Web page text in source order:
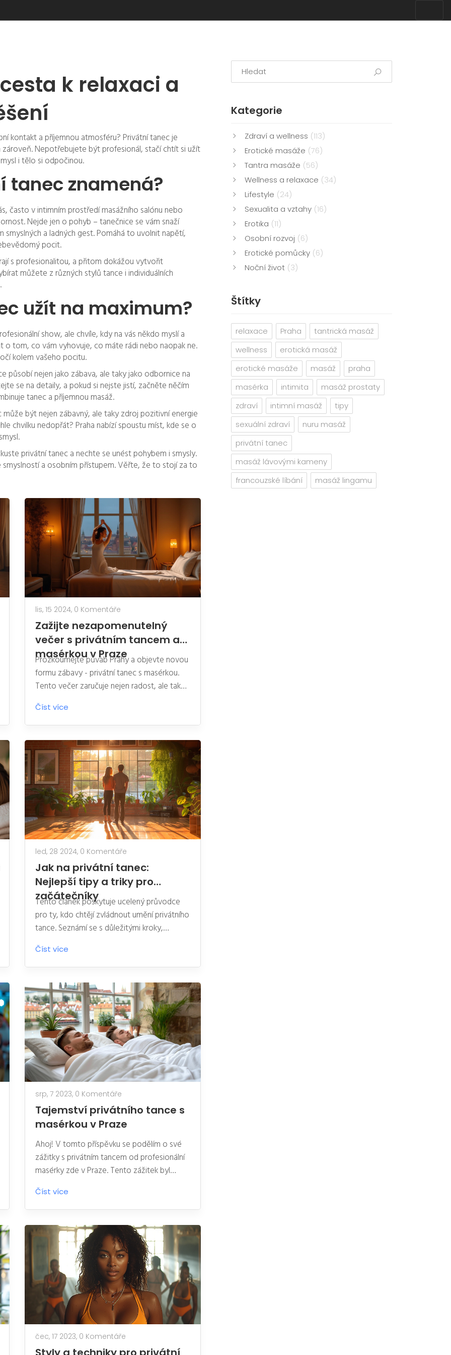
k relaxaci a
kontakt a příjemnou atmosféru? Privátní tanec je
Nepotřebujete být profesionál, stačí chtít si užít
i tělo si odpočinou.
tanec znamená?
často v intimním prostředí masážního salónu nebo
Nejde jen o pohyb – tanečnice se vám snaží
a ladných gest. Pomáhá to uvolnit napětí,
pocit.
s profesionalitou, a přitom dokážou vytvořit
můžete z různých stylů tance i individuálních
užít na maximum?
show, ale chvíle, kdy na vás někdo myslí a
tom, co vám vyhovuje, co máte rádi nebo naopak ne.
kolem vašeho pocitu.
působí nejen jako zábava, ale taky jako odbornice na
se na detaily, a pokud si nejste jistí, začněte něčím
tanec a příjemnou masáž.
být nejen zábavný, ale taky zdroj pozitivní energie
chvilku nedopřát? Praha nabízí spoustu míst, kde se o
privátní tanec a nechte se unést pohybem i smysly.
a osobním přístupem. Věřte, že to stojí za to
lis, 15 2024, 0 Komentáře
Zažijte nezapomenutelný
večer s privátním tancem a
masérkou v Praze
Prozkoumejte půvab Prahy a objevte novou
formu zábavy - privátní tanec s masérkou.
Tento večer zaručuje nejen radost, ale také
jedinečný způsob relaxace a obnovení
psychické pohody. Objevte, jak takový
zážitek může obohatit vaši návštěvu Prahy a
co vše můžete očekávat od tohoto
výjimečného spojení tance a masáže.
Číst více
led, 28 2024, 0 Komentáře
Jak na privátní tanec:
Nejlepší tipy a triky pro
začátečníky
Tento článek poskytuje ucelený průvodce
pro ty, kdo chtějí zvládnout umění privátního
tance. Seznámí se s důležitými kroky,
tanečními technikami a tipy, jak tanec
zvládnout, aby byl pro oba partnery příjemný
a plný radosti. Prozkoumáme základní prvky,
výběr hudby, taneční prostor a komunikaci
během tance. Článek obsahuje praktické
rady od výběru oblečení až po techniky
vedení a následování.
Číst více
srp, 7 2023, 0 Komentáře
Tajemství privátního tance s
masérkou v Praze
Ahoj! V tomto příspěvku se podělím o své
zážitky s privátním tancem od profesionální
masérky zde v Praze. Tento zážitek byl
skutečně fascinující a naprosto nevšední.
Jaké tajemství se za tímto vyjímečným
zážitkem skrývá? Pojďme se na to společně
podívat a probudit své smysly při odhalování
tajemství privátního tance.
Číst více
čec, 17 2023, 0 Komentáře
Kategorie
Zdraví a wellness (113)
Erotické masáže (76)
Tantra masáže (56)
Wellness a relaxace (34)
Lifestyle (24)
Sexualita a vztahy (16)
Erotika (11)
Osobní rozvoj (6)
Erotické pomůcky (6)
Noční život (3)
Štítky
relaxace Praha
tantrická masáž
wellness
erotická masáž
erotické masáže
masáž
praha
masérka
intimita
masáž prostaty
zdraví
intimní masáž
tipy
sexuální zdraví
nuru masáž
privátní tanec
masáž lávovými kameny
francouzské líbání
masáž lingamu